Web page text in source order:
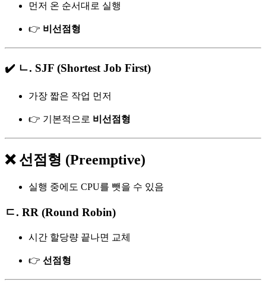
먼저 온 순서대로 실행
👉 비선점형
✔️ ㄴ. SJF (Shortest Job First)
가장 짧은 작업 먼저
👉 기본적으로 비선점형
❌ 선점형 (Preemptive)
실행 중에도 CPU를 뺏을 수 있음
ㄷ. RR (Round Robin)
시간 할당량 끝나면 교체
👉 선점형